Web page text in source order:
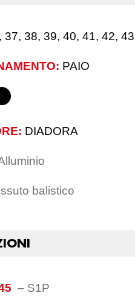
37, 38, 39, 40, 41, 42,
PAIO
DIADORA
balistico
– S1P